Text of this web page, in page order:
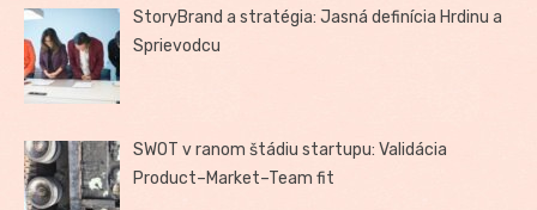
StoryBrand a stratégia: Jasná definícia Hrdinu a
Sprievodcu
SWOT v ranom štádiu startupu: Validácia
Product–Market–Team fit